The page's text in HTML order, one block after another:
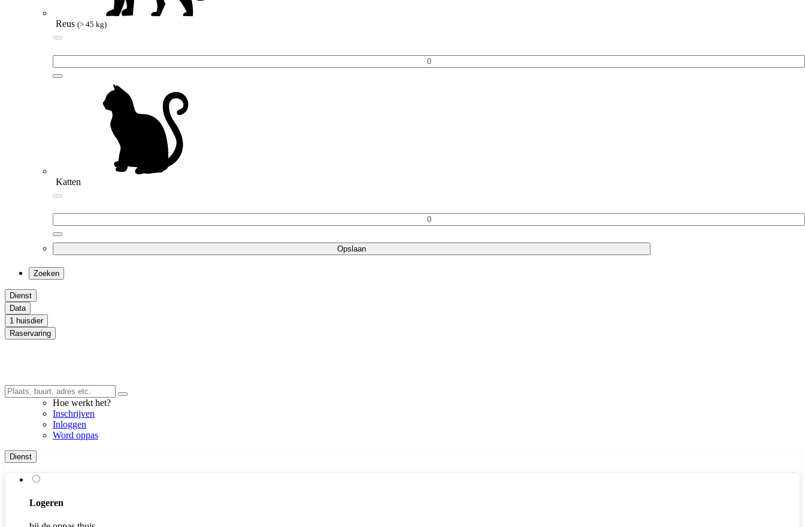
Reus (> 45 kg)
Katten
Opslaan
Zoeken
Dienst
Data
1 huisdier
Raservaring
Hoe werkt het?
Inschrijven
Inloggen
Word oppas
Dienst
Logeren